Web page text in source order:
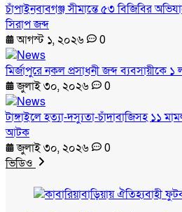
চাঁপাইনবাবগঞ্জ সীমান্তে ৫৩ বিজিবির
সিরাপ জব্দ
আগস্ট ১, ২০২৬
0
মির্জাপুরে নকল প্রসাধনী জব্দ ব্যবসায়ীকে ১
জুলাই ৩০, ২০২৬
0
টাঙ্গাইলে হত্যা-দস্যুতা-চাঁদাবাজিসহ ১১
আটক
জুলাই ৩০, ২০২৬
0
ভিডিও